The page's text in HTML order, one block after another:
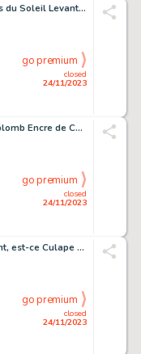
Buck Danny - Les fantômes du Soleil Levant Encre de...
closed
24/11/2023
go premium
Mort Cinder - Les yeux de plomb Encre de Chine sur...
closed
24/11/2023
go premium
Achille Talon - Sincèrement, est-ce Culape Encre de...
closed
24/11/2023
go premium